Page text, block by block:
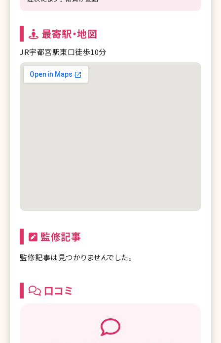
最寄駅・地図
JR宇都宮駅東口徒歩10分
監修記事
監修記事は見つかりませんでした。
口コミ